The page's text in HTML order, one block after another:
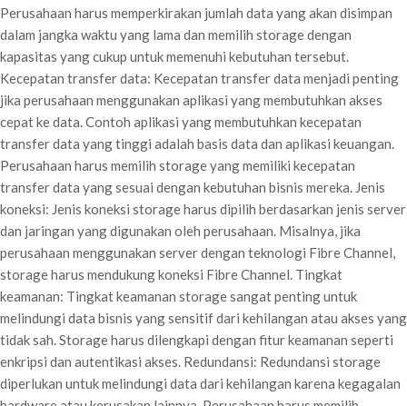
Perusahaan harus memperkirakan jumlah data yang akan disimpan
dalam jangka waktu yang lama dan memilih storage dengan
kapasitas yang cukup untuk memenuhi kebutuhan tersebut.
Kecepatan transfer data: Kecepatan transfer data menjadi penting
jika perusahaan menggunakan aplikasi yang membutuhkan akses
cepat ke data. Contoh aplikasi yang membutuhkan kecepatan
transfer data yang tinggi adalah basis data dan aplikasi keuangan.
Perusahaan harus memilih storage yang memiliki kecepatan
transfer data yang sesuai dengan kebutuhan bisnis mereka. Jenis
koneksi: Jenis koneksi storage harus dipilih berdasarkan jenis server
dan jaringan yang digunakan oleh perusahaan. Misalnya, jika
perusahaan menggunakan server dengan teknologi Fibre Channel,
storage harus mendukung koneksi Fibre Channel. Tingkat
keamanan: Tingkat keamanan storage sangat penting untuk
melindungi data bisnis yang sensitif dari kehilangan atau akses yang
tidak sah. Storage harus dilengkapi dengan fitur keamanan seperti
enkripsi dan autentikasi akses. Redundansi: Redundansi storage
diperlukan untuk melindungi data dari kehilangan karena kegagalan